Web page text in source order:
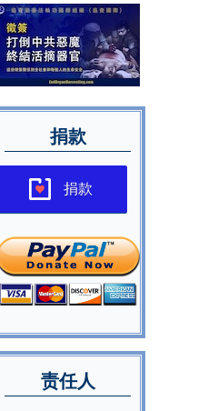
捐款
捐款
责任人